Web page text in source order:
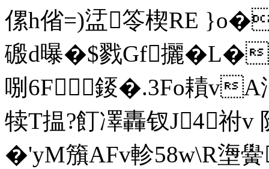
傫h偗 =)盓笭楔RE
磤d曝�$戮 Gf攦�L�
哵6F錽�.3Fo耫v
犊T揾?飣凙轟钗J4祔
�'yM籏AFv軫58w\R塰